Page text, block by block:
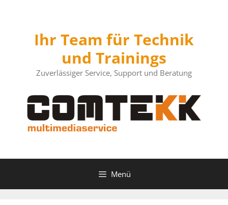
Ihr Team für Technik
und Trainings
Zuverlässiger Service, Support und Beratung
Menü